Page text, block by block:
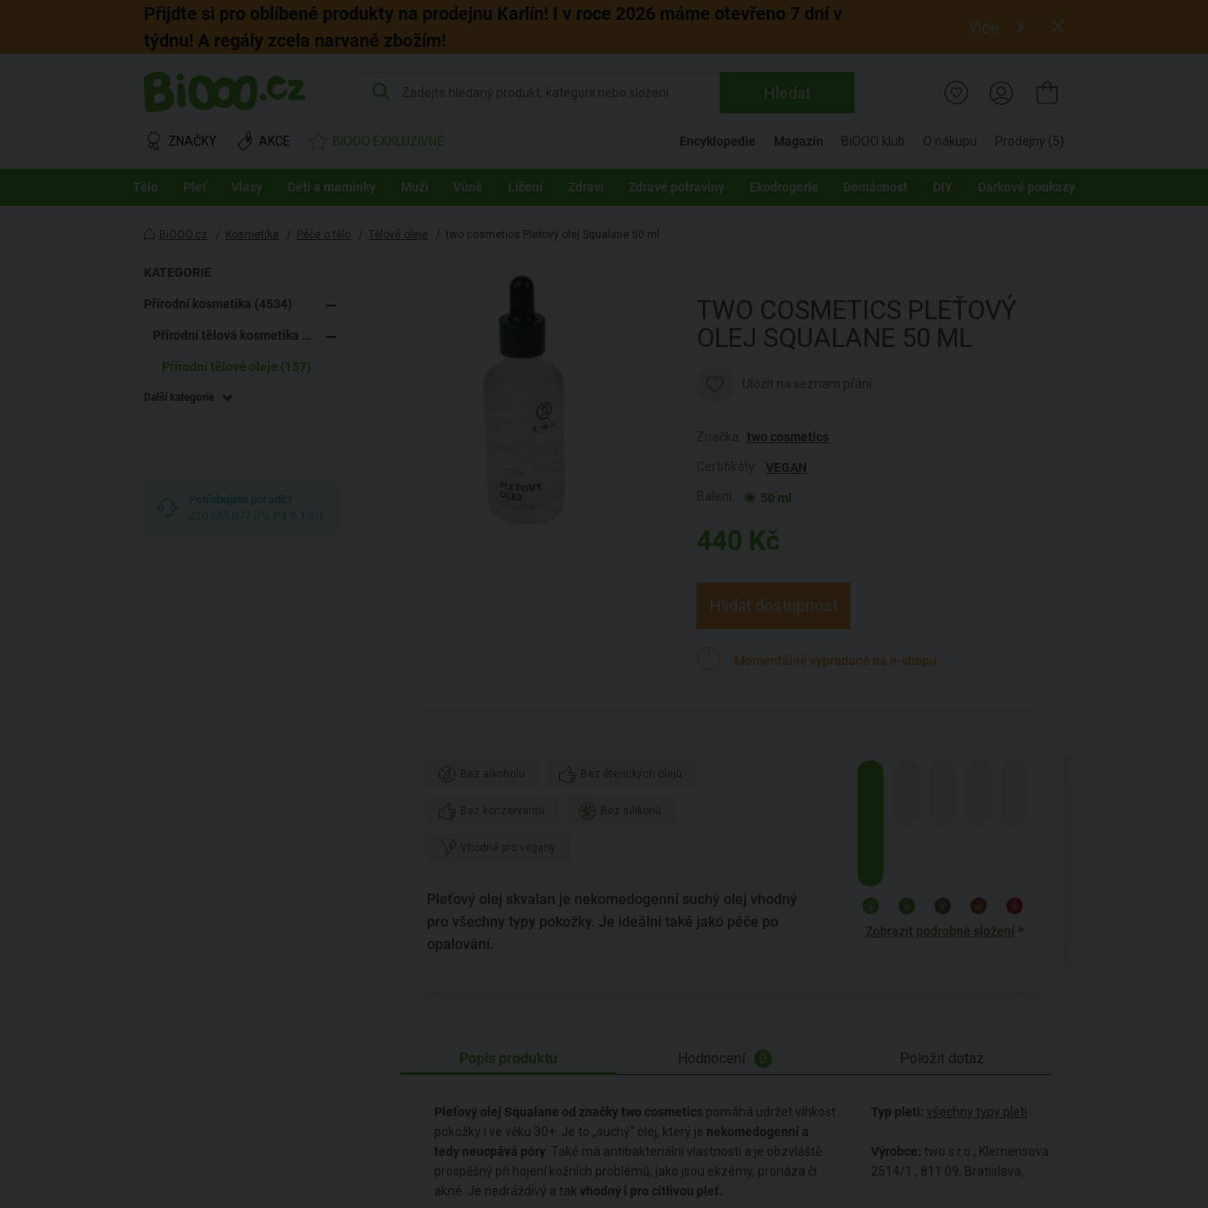
Přijdte si pro oblíbené produkty na prodejnu Karlín! I v roce 2026 máme otevřeno 7 dní v
týdnu! A regály zcela narvané zbožím!
Více
Hledat
ZNAČKY AKCE BIOOO EXKLUZIVNĚ Encyklopedie Magazín BiOOO klub O nákupu Prodejny (5)
Tělo Pleť Vlasy Děti a maminky Muži Vůně Líčení Zdraví Zdravé potraviny Ekodrogerie Domácnost DIY Dárkové poukazy
BiOOO.cz / Kosmetika / Péče o tělo / Tělové oleje / two cosmetics Pleťový olej Squalane 50 ml
KATEGORIE
Přírodní kosmetika (4534)
Přírodní tělová kosmetika (1187)
Přírodní tělové oleje (157)
Další kategorie
TWO COSMETICS PLEŤOVÝ
OLEJ SQUALANE 50 ML
two cosmetics
VEGAN
50 ml
440 Kč
Hlídat dostupnost
Momentálně vyprodané na e-shopu
Bez alkoholu Bez éterických olejů
Bez konzervantů Bez silikonů
Vhodné pro vegany
Pleťový olej skvalan je nekomedogenní suchý olej vhodný
pro všechny typy pokožky. Je ideální také jako péče po
opalování.
Zobrazit podrobné složení >
Popis produktu Hodnocení 0 Položit dotaz
Pleťový olej Squalane od značky two cosmetics pomáhá udržet vlhkost
pokožky i ve věku 30+. Je to „suchý“ olej, který je nekomedogenní a
tedy neucpává póry . Také má antibakteriální vlastnosti a je obzvláště
prospěšný při hojení kožních problémů, jako jsou ekzémy, proriáza či
akné. Je nedráždivý a tak vhodný i pro citlivou pleť.
Typ pleti: všechny typy pleti
Výrobce: two s.r.o., Klemensova
2514/1 , 811 09, Bratislava,